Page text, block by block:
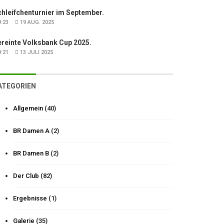
im September.
19 AUG. 2025
Volksbank Cup 2025.
13 JULI 2025
Allgemein (40)
BR Damen A (2)
BR Damen B (2)
Der Club (82)
Ergebnisse (1)
Galerie (35)